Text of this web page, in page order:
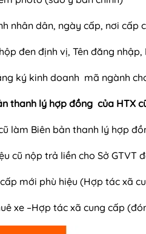
nhân dân, ngày cấp, nơi cấp
đen định vị, Tên đăng nhập,
ký kinh doanh mã ngành
thanh lý hợp đồng của HTX
làm Biên bản thanh lý hợp
cũ nộp trả liền cho Sở GTVT
mới phù hiệu (Hợp tác xã
xe –Hợp tác xã cung cấp